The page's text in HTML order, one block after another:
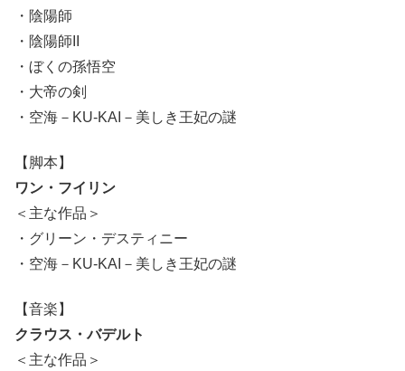
・陰陽師
・陰陽師II
・ぼくの孫悟空
・大帝の剣
・空海－KU-KAI－美しき王妃の謎
【脚本】
ワン・フイリン
＜主な作品＞
・グリーン・デスティニー
・空海－KU-KAI－美しき王妃の謎
【音楽】
クラウス・バデルト
＜主な作品＞